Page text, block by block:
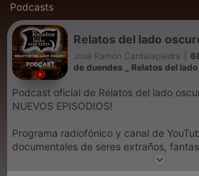
Podcasts
Relatos del lado
José Ramón Cantalapiedra
de duendes _ Relatos del
Podcast oficial de Relatos del lado
NUEVOS EPISODIOS!
Programa radiofónico y canal de
documentales de seres extraños,
sucesos inexplicables y adaptaciones